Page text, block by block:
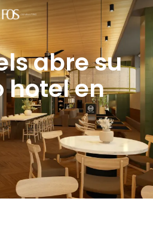
abre su
hotel en